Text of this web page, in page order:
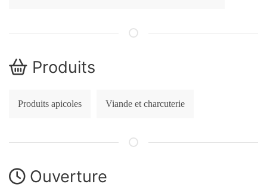
Produits
Produits apicoles Viande et charcuterie
Ouverture